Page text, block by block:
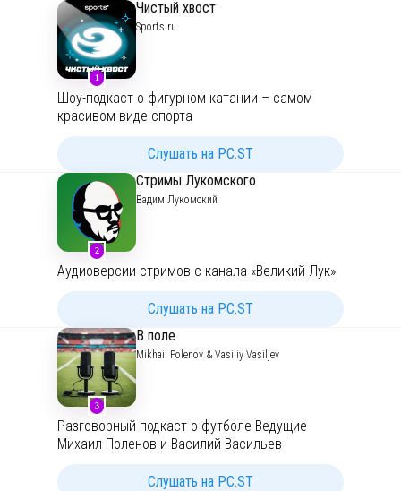
1
Чистый хвост
Sports.ru
Шоу-подкаст о фигурном катании – самом
красивом виде спорта
Слушать на PC.ST
2
Стримы Лукомского
Вадим Лукомский
Аудиоверсии стримов с канала «Великий Лук»
Слушать на PC.ST
3
В поле
Mikhail Polenov & Vasiliy Vasiljev
Разговорный подкаст о футболе Ведущие
Михаил Поленов и Василий Васильев
Слушать на PC.ST